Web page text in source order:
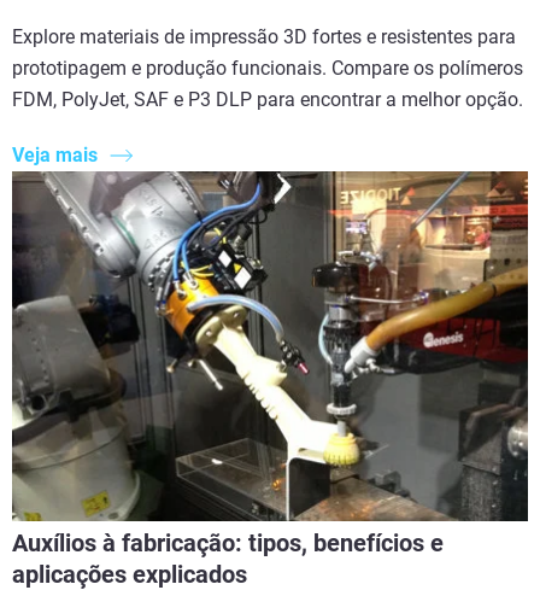
Explore materiais de impressão 3D fortes e resistentes para
prototipagem e produção funcionais. Compare os polímeros
FDM, PolyJet, SAF e P3 DLP para encontrar a melhor opção.
Veja mais
Auxílios à fabricação: tipos, benefícios e
aplicações explicados